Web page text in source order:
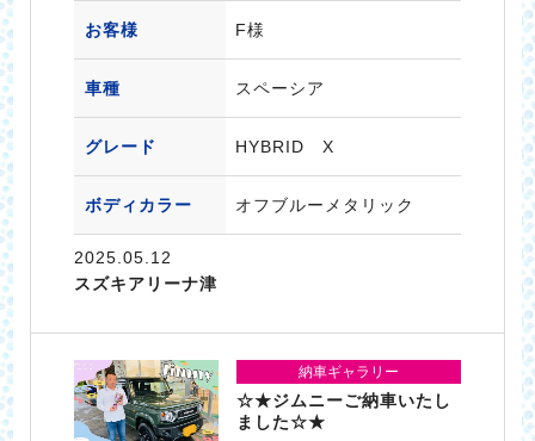
お客様 F様
車種 スペーシア
グレード HYBRID X
ボディカラー オフブルーメタリック
2025.05.12
スズキアリーナ津
納車ギャラリー
☆★ジムニーご納車いたし
ました☆★